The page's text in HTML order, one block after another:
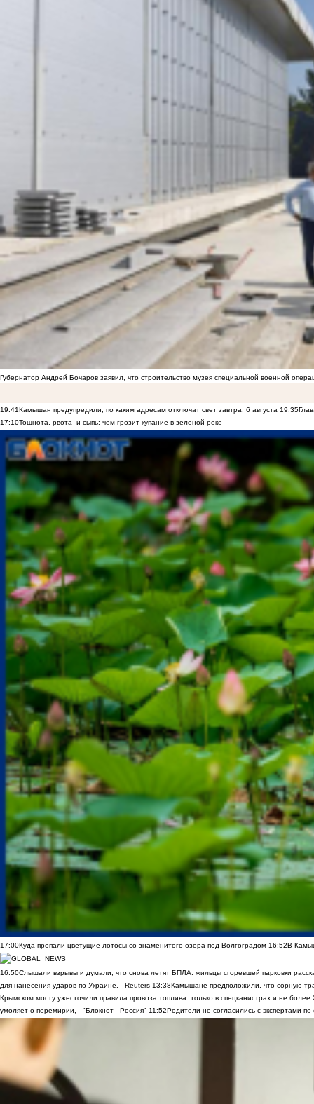
Губернатор Андрей Бочаров заявил, что строительство музея специальной военной
19:41Камышан предупредили, по каким адресам отключат свет завтра, 6 августа 19:35
17:10Тошнота, рвота и сыпь: чем грозит купание в зеленой реке
17:00Куда пропали цветущие лотосы со знаменитого озера под Волгоградом 16:52В
16:50Слышали взрывы и думали, что снова летят БПЛА: жильцы сгоревшей парковки
для нанесения ударов по Украине, - Reuters 13:38Камышане предположили, что сорную
Крымском мосту ужесточили правила провоза топлива: только в спецканистрах и не
умоляет о перемирии, - "Блокнот - Россия" 11:52Родители не согласились с экспертами